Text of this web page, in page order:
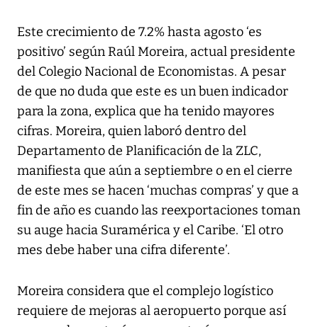
Este crecimiento de 7.2% hasta agosto ‘es
positivo’ según Raúl Moreira, actual presidente
del Colegio Nacional de Economistas. A pesar
de que no duda que este es un buen indicador
para la zona, explica que ha tenido mayores
cifras. Moreira, quien laboró dentro del
Departamento de Planificación de la ZLC,
manifiesta que aún a septiembre o en el cierre
de este mes se hacen ‘muchas compras’ y que a
fin de año es cuando las reexportaciones toman
su auge hacia Suramérica y el Caribe. ‘El otro
mes debe haber una cifra diferente’.
Moreira considera que el complejo logístico
requiere de mejoras al aeropuerto porque así